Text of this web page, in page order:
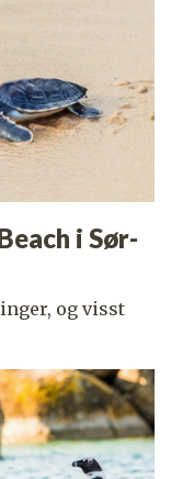
i Sør-
og visst